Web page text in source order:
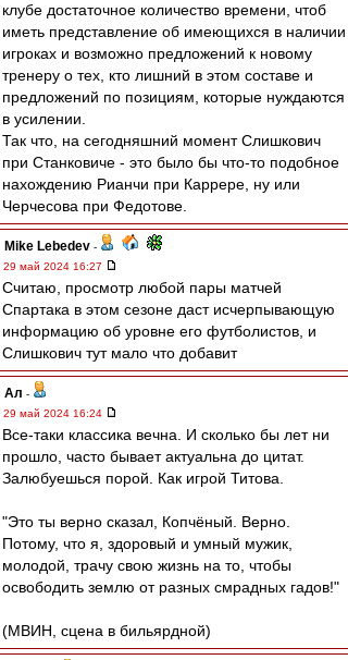
клубе достаточное количество времени, чтоб
иметь представление об имеющихся в наличии
игроках и возможно предложений к новому
тренеру о тех, кто лишний в этом составе и
предложений по позициям, которые нуждаются
в усилении.
Так что, на сегодняшний момент Слишкович
при Станковиче - это было бы что-то подобное
нахождению Рианчи при Каррере, ну или
Черчесова при Федотове.
Mike Lebedev -
29 май 2024 16:27
Считаю, просмотр любой пары матчей
Спартака в этом сезоне даст исчерпывающую
информацию об уровне его футболистов, и
Слишкович тут мало что добавит
Ал -
29 май 2024 16:24
Все-таки классика вечна. И сколько бы лет ни
прошло, часто бывает актуальна до цитат.
Залюбуешься порой. Как игрой Титова.
"Это ты верно сказал, Копчёный. Верно.
Потому, что я, здоровый и умный мужик,
молодой, трачу свою жизнь на то, чтобы
освободить землю от разных смрадных гадов!"
(МВИН, сцена в бильярдной)